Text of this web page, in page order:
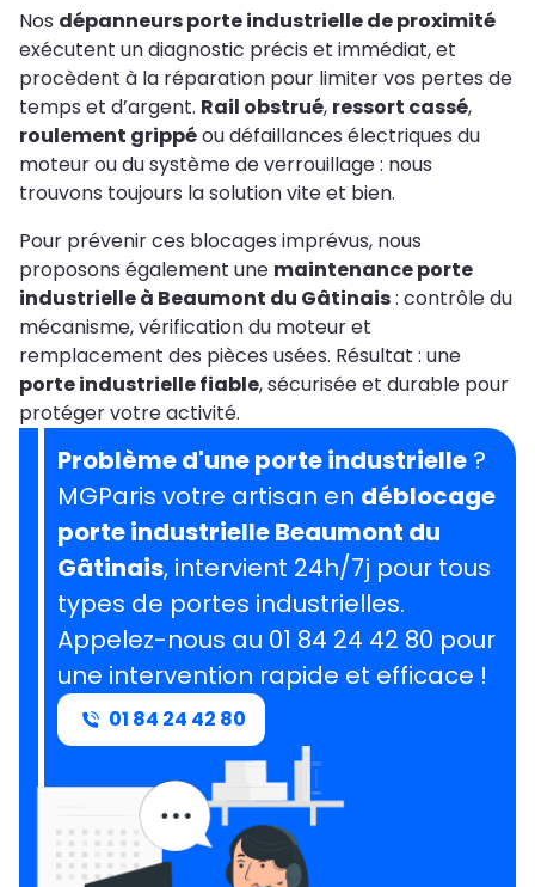
Nos dépanneurs porte industrielle de proximité
exécutent un diagnostic précis et immédiat, et
procèdent à la réparation pour limiter vos pertes de
temps et d’argent. Rail obstrué, ressort cassé,
roulement grippéou défaillances électriques du
moteur ou du système de verrouillage : nous
trouvons toujours la solution vite et bien.
Pour prévenir ces blocages imprévus, nous
proposons également une maintenance porte
industrielle à Beaumont du Gâtinais: contrôle du
mécanisme, vérification du moteur et
remplacement des pièces usées. Résultat : une
porte industrielle fiable, sécurisée et durable pour
protéger votre activité.
Problème d'une porte industrielle ?
MGParis votre artisan en déblocage
porte industrielle Beaumont du
Gâtinais, intervient 24h/7j pour tous
types de portes industrielles.
Appelez-nous au 01 84 24 42 80 pour
une intervention rapide et efficace !
01 84 24 42 80